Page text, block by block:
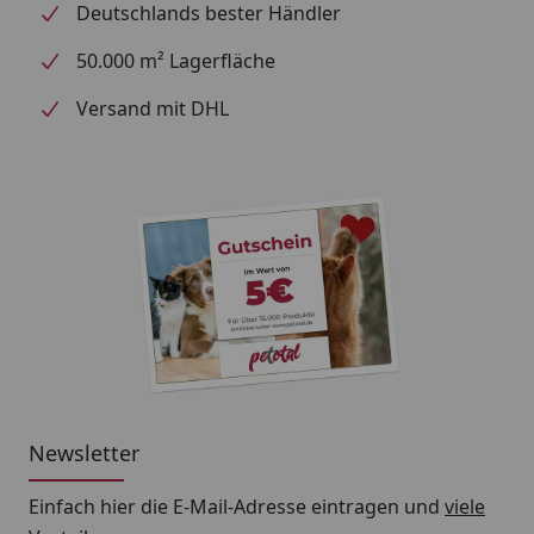
Deutschlands bester Händler
50.000 m² Lagerfläche
Versand mit DHL
Newsletter
Einfach hier die E-Mail-Adresse eintragen und viele